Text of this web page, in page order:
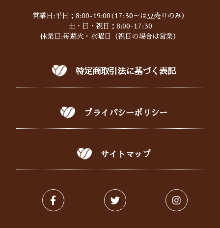
営業日:平日：8:00-19:00(17:30～は豆売りのみ）
土・日・祝日：8:00-17:30
休業日:毎週火・水曜日（祝日の場合は営業）
特定商取引法に基づく表記
プライバシーポリシー
サイトマップ